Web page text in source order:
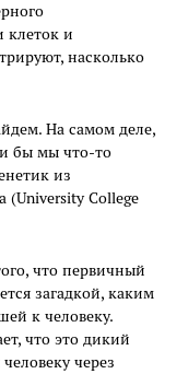
клеток и
насколько
На самом деле,
бы мы что-то
из
(University College
что первичный
загадкой, каким
к человеку.
что это дикий
через